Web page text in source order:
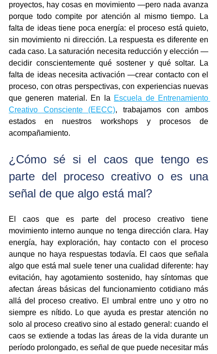
proyectos, hay cosas en movimiento —pero nada avanza
porque todo compite por atención al mismo tiempo. La
falta de ideas tiene poca energía: el proceso está quieto,
sin movimiento ni dirección. La respuesta es diferente en
cada caso. La saturación necesita reducción y elección —
decidir conscientemente qué sostener y qué soltar. La
falta de ideas necesita activación —crear contacto con el
proceso, con otras perspectivas, con experiencias nuevas
que generen material. En la Escuela de Entrenamiento
Creativo Consciente (EECC), trabajamos con ambos
estados en nuestros workshops y procesos de
acompañamiento.
¿Cómo sé si el caos que tengo es
parte del proceso creativo o es una
señal de que algo está mal?
El caos que es parte del proceso creativo tiene
movimiento interno aunque no tenga dirección clara. Hay
energía, hay exploración, hay contacto con el proceso
aunque no haya respuestas todavía. El caos que señala
algo que está mal suele tener una cualidad diferente: hay
evitación, hay agotamiento sostenido, hay síntomas que
afectan áreas básicas del funcionamiento cotidiano más
allá del proceso creativo. El umbral entre uno y otro no
siempre es nítido. Lo que ayuda es prestar atención no
solo al proceso creativo sino al estado general: cuando el
caos se extiende a todas las áreas de la vida durante un
período prolongado, es señal de que puede necesitar más